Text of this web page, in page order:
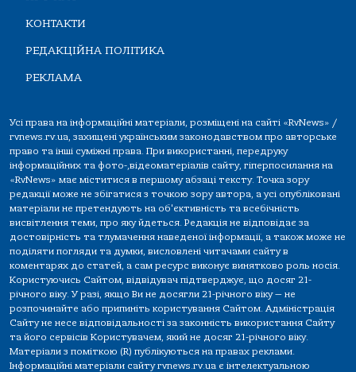
КОНТАКТИ
РЕДАКЦІЙНА ПОЛІТИКА
РЕКЛАМА
Усі права на інформаційні матеріали, розміщені на сайті «RvNews» /
rvnews.rv.ua, захищені українським законодавством про авторське
право та інші суміжні права. При використанні, передруку
інформаційних та фото-,відеоматеріалів сайту, гіперпосилання на
«RvNews» має міститися в першому абзаці тексту. Точка зору
редакції може не збігатися з точкою зору автора, а усі опубліковані
матеріали не претендують на об'єктивність та всебічність
висвітлення теми, про яку йдеться. Редакція не відповідає за
достовірність та тлумачення наведеної інформації, а також може не
поділяти погляди та думки, висловлені читачами сайту в
коментарях до статей, а сам ресурс виконує винятково роль носія.
Користуючись Сайтом, відвідувач підтверджує, що досяг 21-
річного віку. У разі, якщо Ви не досягли 21-річного віку — не
розпочинайте або припиніть користування Сайтом. Адміністрація
Сайту не несе відповідальності за законність використання Сайту
та його сервісів Користувачем, який не досяг 21-річного віку.
Матеріали з поміткою (R) публікуються на правах реклами.
Інформаційні матеріали сайту rvnews.rv.ua є інтелектуальною